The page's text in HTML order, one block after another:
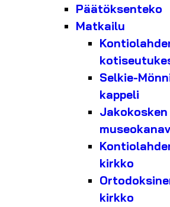
Päätöksenteko
Matkailu
Selkie-
kappeli
Jakokosken
kirkko
kirkko